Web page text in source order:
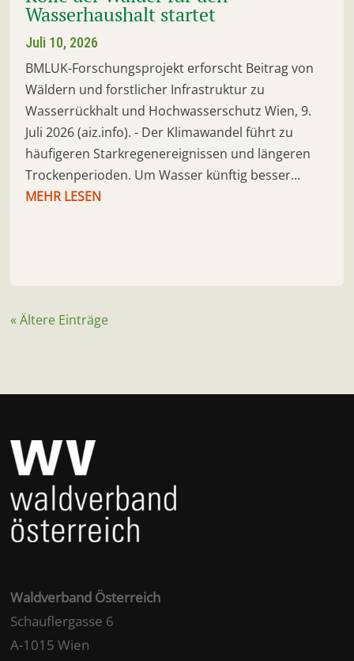
Wasserhaushalt startet
Juli 10, 2026
BMLUK-Forschungsprojekt erforscht Beitrag von
Wäldern und forstlicher Infrastruktur zu
Wasserrückhalt und Hochwasserschutz Wien, 9.
Juli 2026 (aiz.info). - Der Klimawandel führt zu
häufigeren Starkregenereignissen und längeren
Trockenperioden. Um Wasser künftig besser...
MEHR LESEN
« Ältere Einträge
Waldverband Österreich
Schauflergasse 6
A-1015 Wien